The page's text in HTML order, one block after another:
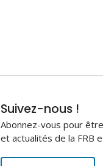
Suivez-nous !
Abonnez-vous pour
et actualités de la FRB